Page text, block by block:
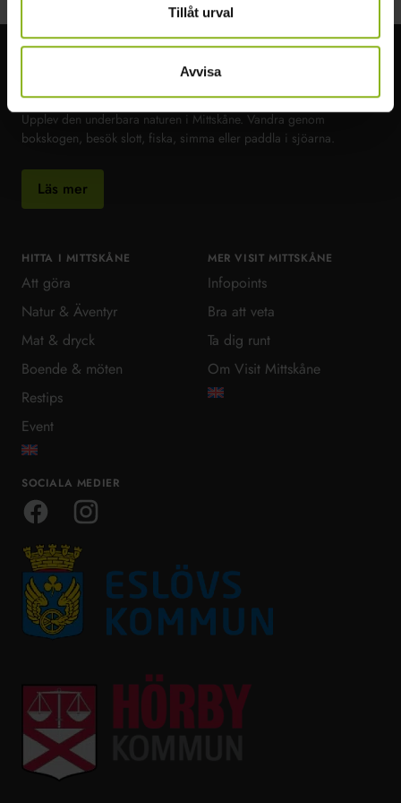
Tillåt urval
Avvisa
Upplev den underbara naturen i Mittskåne. Vandra genom
bokskogen, besök slott, fiska, simma eller paddla i sjöarna.
Läs mer
HITTA I MITTSKÅNE
Att göra
Natur & Äventyr
Mat & dryck
Boende & möten
Restips
Event
MER VISIT MITTSKÅNE
Infopoints
Bra att veta
Ta dig runt
Om Visit Mittskåne
SOCIALA MEDIER
Facebook